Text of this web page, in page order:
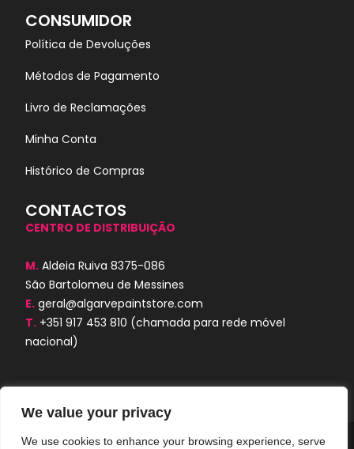
We value your privacy
We use cookies to enhance your browsing experience, serve
CONSUMIDOR
Política de Devoluções
Métodos de Pagamento
Livro de Reclamações
Minha Conta
Histórico de Compras
CONTACTOS
CENTRO DE DISTRIBUIÇÃO
M. Aldeia Ruiva 8375-086
São Bartolomeu de Messines
E. geral@algarvepaintstore.com
T. +351 917 453 810 (chamada para rede móvel
nacional)
Algarve Paint Store © 2024. Todos os